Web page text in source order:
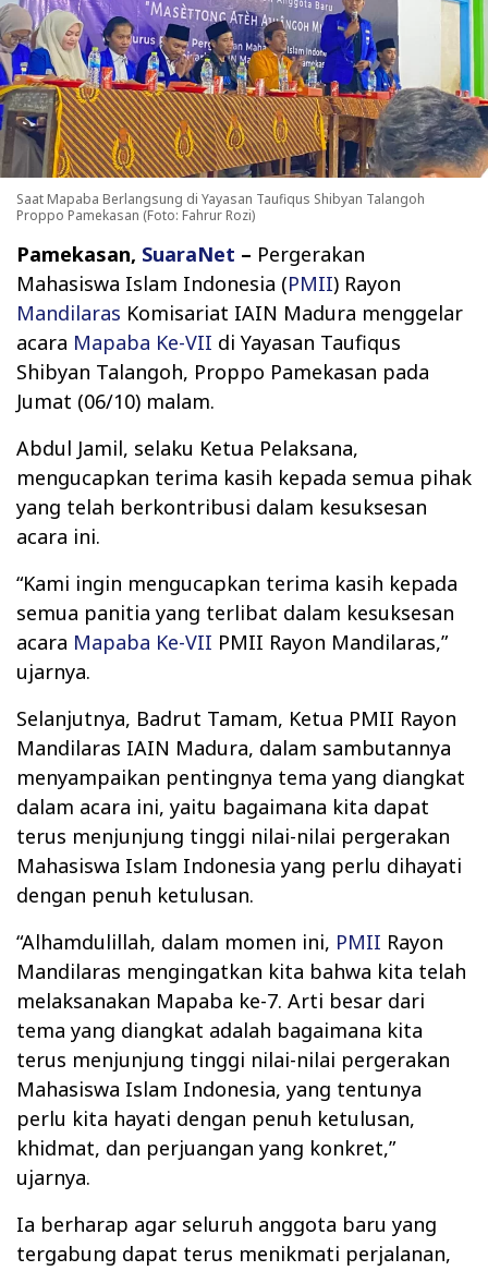
Saat Mapaba Berlangsung di Yayasan Taufiqus Shibyan Talangoh
Proppo Pamekasan (Foto: Fahrur Rozi)
Pamekasan, SuaraNet – Pergerakan
Mahasiswa Islam Indonesia (PMII) Rayon
Mandilaras Komisariat IAIN Madura menggelar
acara Mapaba Ke-VII di Yayasan Taufiqus
Shibyan Talangoh, Proppo Pamekasan pada
Jumat (06/10) malam.
Abdul Jamil, selaku Ketua Pelaksana,
mengucapkan terima kasih kepada semua pihak
yang telah berkontribusi dalam kesuksesan
acara ini.
“Kami ingin mengucapkan terima kasih kepada
semua panitia yang terlibat dalam kesuksesan
acara Mapaba Ke-VII PMII Rayon Mandilaras,”
ujarnya.
Selanjutnya, Badrut Tamam, Ketua PMII Rayon
Mandilaras IAIN Madura, dalam sambutannya
menyampaikan pentingnya tema yang diangkat
dalam acara ini, yaitu bagaimana kita dapat
terus menjunjung tinggi nilai-nilai pergerakan
Mahasiswa Islam Indonesia yang perlu dihayati
dengan penuh ketulusan.
“Alhamdulillah, dalam momen ini, PMII Rayon
Mandilaras mengingatkan kita bahwa kita telah
melaksanakan Mapaba ke-7. Arti besar dari
tema yang diangkat adalah bagaimana kita
terus menjunjung tinggi nilai-nilai pergerakan
Mahasiswa Islam Indonesia, yang tentunya
perlu kita hayati dengan penuh ketulusan,
khidmat, dan perjuangan yang konkret,”
ujarnya.
Ia berharap agar seluruh anggota baru yang
tergabung dapat terus menikmati perjalanan,